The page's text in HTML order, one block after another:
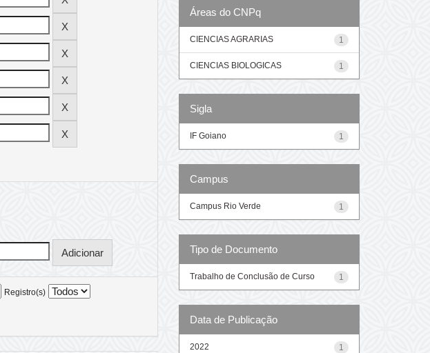
Registro(s)
Áreas do CNPq
1
CIENCIAS AGRARIAS
1
CIENCIAS BIOLOGICAS
Sigla
1
IF Goiano
Campus
1
Campus Rio Verde
Tipo de Documento
1
Trabalho de Conclusão de Curso
Data de Publicação
1
2022